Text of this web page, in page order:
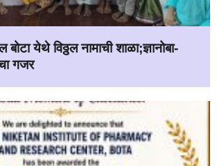
येथे विठ्ठल नामाची शाळा;ज्ञानोबा-
गजर